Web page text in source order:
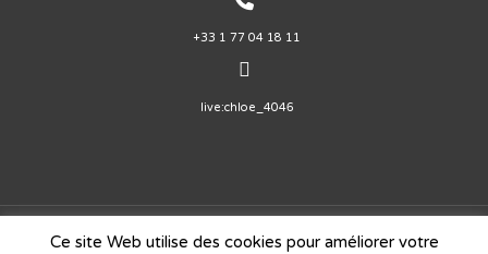
+33 1 77 04 18 11
live:chloe_4046
Copyright © 2026Agence de Communication Digitale - MDC
Ce site Web utilise des cookies pour améliorer votre